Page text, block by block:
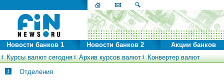
Курсы валют сегодня Архив курсов валют Конвертер валют
Новости банков 1 Новости банков 2 Акции банков
Отделения